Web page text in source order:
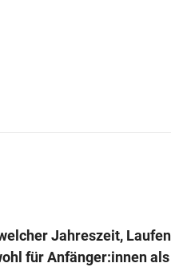
Jahreszeit,
für Anfänger:innen